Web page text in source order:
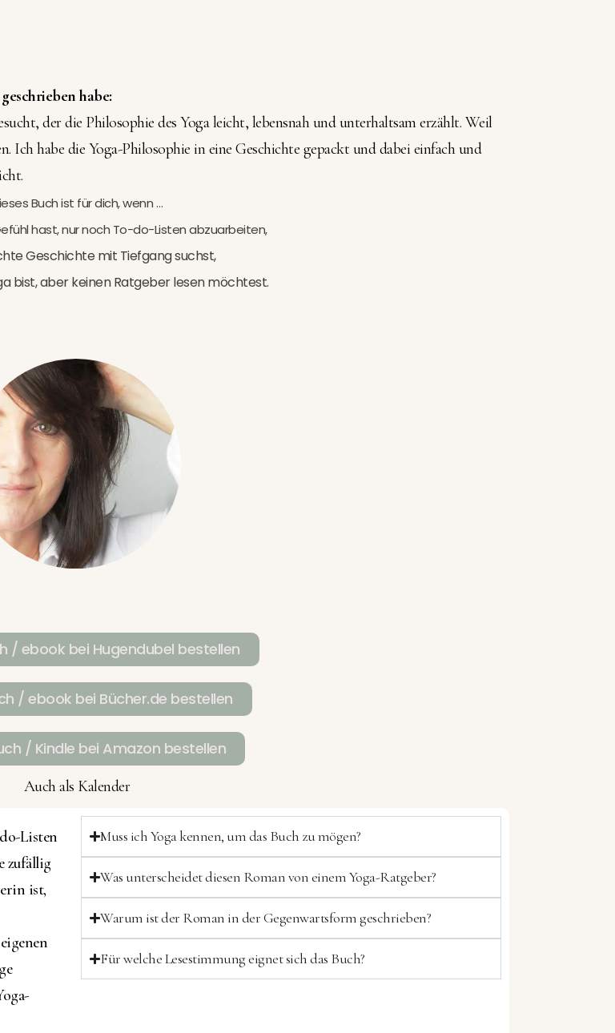
habe:
der die Philosophie des Yoga leicht, lebensnah und unterhaltsam erzählt. Weil
Ich habe die Yoga-Philosophie in eine Geschichte gepackt und dabei einfach und
Buch ist für dich, wenn …
hast, nur noch To-do-Listen abzuarbeiten,
Geschichte mit Tiefgang suchst,
bist, aber keinen Ratgeber lesen möchtest.
/ ebook bei Hugendubel bestellen
/ ebook bei Bücher.de bestellen
/ Kindle bei Amazon bestellen
Auch als Kalender
Listen
zufällig
ist,
Muss ich Yoga kennen, um das Buch zu mögen?
Was unterscheidet diesen Roman von einem Yoga-Ratgeber?
Warum ist der Roman in der Gegenwartsform geschrieben?
Für welche Lesestimmung eignet sich das Buch?